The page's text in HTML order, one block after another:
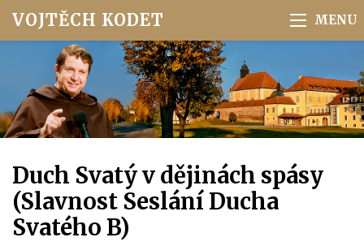
VOJTĚCH KODET
Duch Svatý v dějinách spásy
(Slavnost Seslání Ducha
Svatého B)